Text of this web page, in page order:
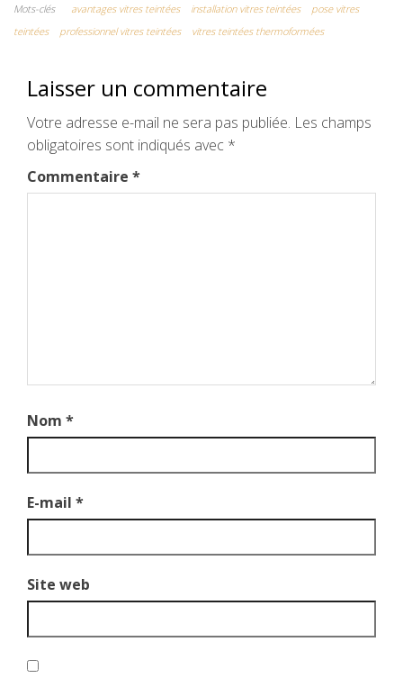
Mots-clés avantages vitres teintées installation vitres teintées
pose vitres
teintées
professionnel vitres teintées vitres teintées thermoformées
Laisser un commentaire
Votre adresse e-mail ne sera pas publiée. Les champs
obligatoires sont indiqués avec *
Commentaire *
Nom *
E-mail *
Site web